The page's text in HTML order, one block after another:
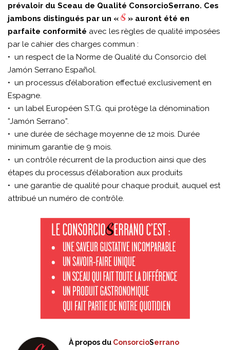
prévaloir du Sceau de Qualité ConsorcioSerrano. Ces
jambons distingués par un «
» auront été en
parfaite conformité avec les règles de qualité imposées
par le cahier des charges commun :
• un respect de la Norme de Qualité du Consorcio del
Jamón Serrano Español.
• un processus d’élaboration effectué exclusivement en
Espagne.
• un label Européen S.T.G. qui protège la dénomination
“Jamón Serrano”.
• une durée de séchage moyenne de 12 mois. Durée
minimum garantie de 9 mois.
• un contrôle récurrent de la production ainsi que des
étapes du processus d’élaboration aux produits
• une garantie de qualité pour chaque produit, auquel est
attribué un numéro de contrôle.
À propos du ConsorcioSerrano